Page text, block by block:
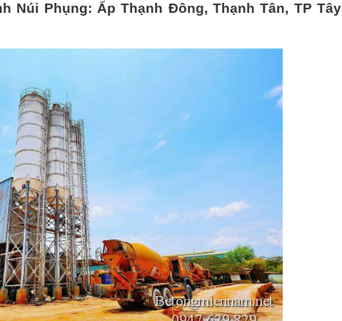
Núi Phụng: Ấp Thạnh Đông, Thạnh Tân, TP Tây